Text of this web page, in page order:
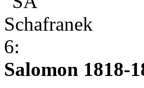
Salomon 1818-